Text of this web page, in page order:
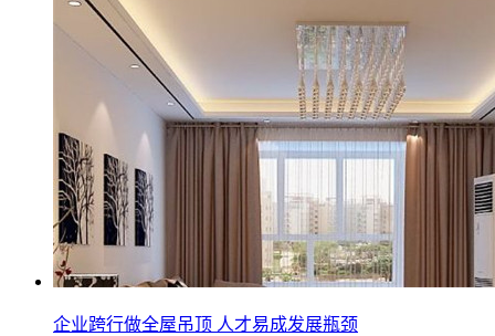
企业跨行做全屋吊顶 人才易成发展瓶颈